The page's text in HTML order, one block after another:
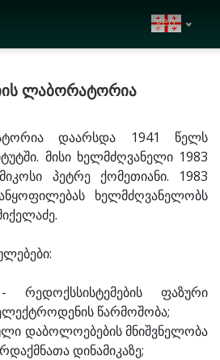
geo
ლაბორატორია
დაარსდა 1941 წელს
მისი ხელმძღვანელი 1983
პეტრე ქომეთიანი. 1983
ხელმძღვანელობს
ფაზური
წარმოშობა;
დაბოლოებების მნიშვნელობა
დინამიკაზე;